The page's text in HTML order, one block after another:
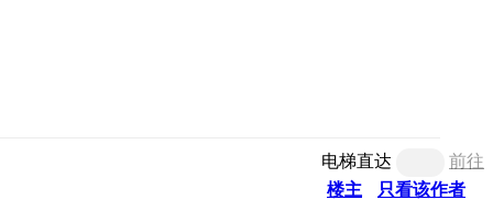
电梯直达
前往
楼主
只看该作者